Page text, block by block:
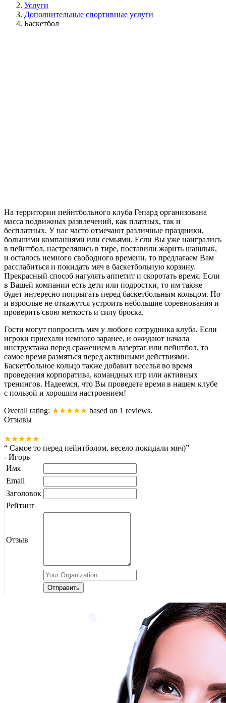
Услуги
Дополнительные спортивные услуги
Баскетбол
На территории пейнтбольного клуба Гепард организована
масса подвижных развлечений, как платных, так и
бесплатных. У нас часто отмечают различные праздники,
большими компаниями или семьями. Если Вы уже наигрались
в пейнтбол, настрелялись в тире, поставили жарить шашлык,
и осталось немного свободного времени, то предлагаем Вам
расслабиться и покидать мяч в баскетбольную корзину.
Прекрасный способ нагулять аппетит и скоротать время. Если
в Вашей компании есть дети или подростки, то им также
будет интересно попрыгать перед баскетбольным кольцом. Но
и взрослые не откажутся устроить небольшие соревнования и
проверить свою меткость и силу броска.
Гости могут попросить мяч у любого сотрудника клуба. Если
игроки приехали немного заранее, и ожидают начала
инструктажа перед сражением в лазертаг или пейнтбол, то
самое время размяться перед активными действиями.
Баскетбольное кольцо также добавит веселья во время
проведения корпоратива, командных игр или активных
тренингов. Надеемся, что Вы проведете время в нашем клубе
с пользой и хорошим настроением!
Overall rating: ★★★★★ based on 1 reviews.
Отзывы
★★★★★
“ Самое то перед пейнтболом, весело покидали мяч)”
- Игорь
Имя
Email
Заголовок
Рейтинг
Отзыв